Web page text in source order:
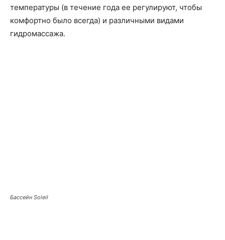
температуры (в течение года ее регулируют, чтобы
комфортно было всегда) и различными видами
гидромассажа.
Бассейн Soleil